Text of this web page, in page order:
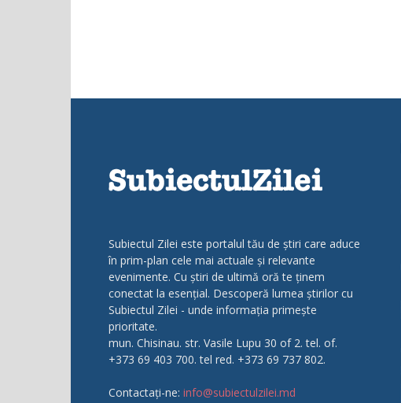
Subiectul Zilei este portalul tău de știri care aduce
în prim-plan cele mai actuale și relevante
evenimente. Cu știri de ultimă oră te ținem
conectat la esențial. Descoperă lumea știrilor cu
Subiectul Zilei - unde informația primește
prioritate.
mun. Chisinau. str. Vasile Lupu 30 of 2. tel. of.
+373 69 403 700. tel red. +373 69 737 802.
Contactați-ne: info@subiectulzilei.md